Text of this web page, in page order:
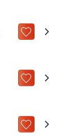
ZU „MEINE
ZU „MEINE
ZU „MEINE